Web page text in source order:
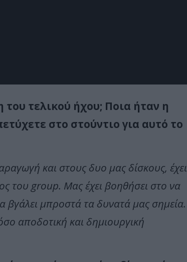
τελικού ήχου; Ποια ήταν η
στο στούντιο για αυτό το
και στους δυο μας δίσκους, έχει
του group. Μας έχει βοηθήσει στο να
μπροστά τα δυνατά μας σημεία.
αποδοτική και δημιουργική